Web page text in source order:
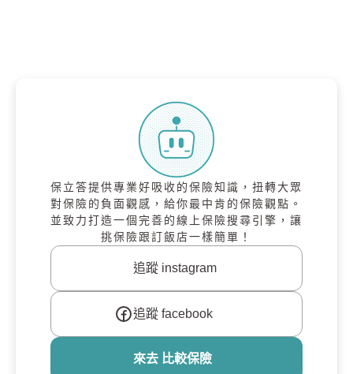
保立答提供專業好吸收的保險知識，扭轉大眾
對保險的負面觀感，給你最中肯的保險觀點。
並致力打造一個完善的線上保險搜尋引擎，讓
挑保險跟訂飯店一樣簡單！
追蹤 instagram
追蹤 facebook
來去 比較保險